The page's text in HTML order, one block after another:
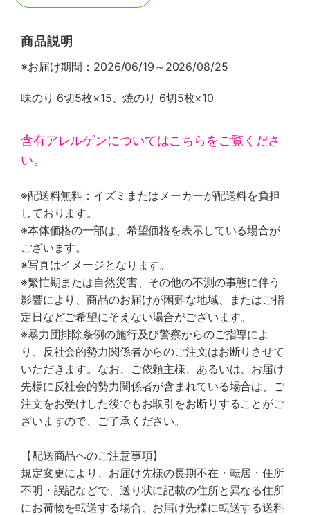
商品説明
※お届け期間：2026/06/19～2026/08/25
味のり 6切5枚×15、焼のり 6切5枚×10
含有アレルゲンについてはこちらをご覧くださ
い。
※配送料無料：イズミまたはメーカーが配送料を負担
しております。
※本体価格の一部は、希望価格を表示している場合が
ございます。
※写真はイメージとなります。
※繁忙期または自然災害、その他の不測の事態に伴う
影響により、商品のお届けが困難な地域、またはご指
定日などご希望にそえない場合がございます。
※暴力団排除条例の施行及び警察からのご指導によ
り、反社会的勢力関係者からのご注文はお断りさせて
いただきます。なお、ご依頼主様、あるいは、お届け
先様に反社会的勢力関係者が含まれている場合は、ご
注文をお受けした後でもお取引をお断りすることがご
ざいますので、ご了承ください。
【配送商品へのご注意事項】
規定変更により、お届け先様の長期不在・転居・住所
不明・誤記などで、送り状に記載の住所と異なる住所
にお荷物を転送する場合、お届け先様に転送する送料